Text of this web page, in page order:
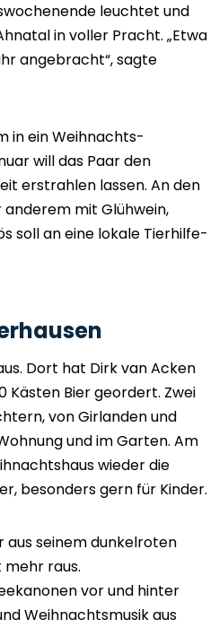
leuchtet und
in voller Pracht. „Etwa
angebracht“, sagte
in ein Weihnachts-
will das Paar den
erstrahlen lassen. An den
mit Glühwein,
soll an eine lokale Tierhilfe-
Dort hat Dirk van Acken
Kästen Bier geordert. Zwei
von Girlanden und
und im Garten. Am
wieder die
besonders gern für Kinder.
aus seinem dunkelroten
raus.
vor und hinter
Weihnachtsmusik aus